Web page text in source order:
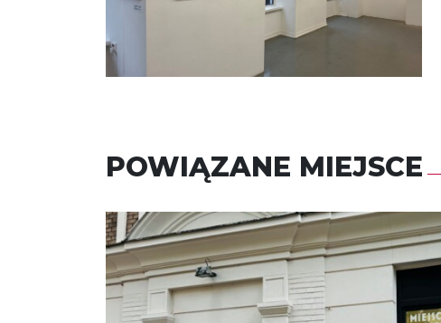
POWIĄZANE MIEJSCE